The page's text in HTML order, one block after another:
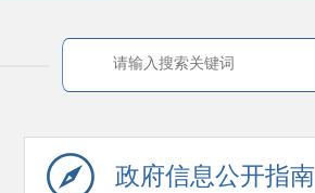
政府信息公开指南